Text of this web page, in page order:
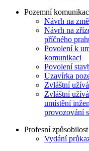
Pozemní
Návrh na
Návrh na
příčného
Povolení k
komunikaci
Povolení
Uzavírka
Zvláštní
Zvláštní
umístění
provozování
Profesní
Vydání